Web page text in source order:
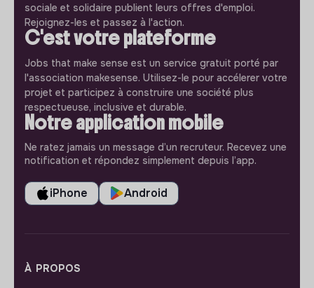
sociale et solidaire publient leurs offres d'emploi.
Rejoignez-les et passez à l'action.
C'est votre plateforme
Jobs that make sense est un service gratuit porté par
l'association makesense. Utilisez-le pour accélerer votre
projet et participez à construire une société plus
respectueuse, inclusive et durable.
Notre application mobile
Ne ratez jamais un message d’un recruteur. Recevez une
notification et répondez simplement depuis l’app.
iPhone Android
À PROPOS